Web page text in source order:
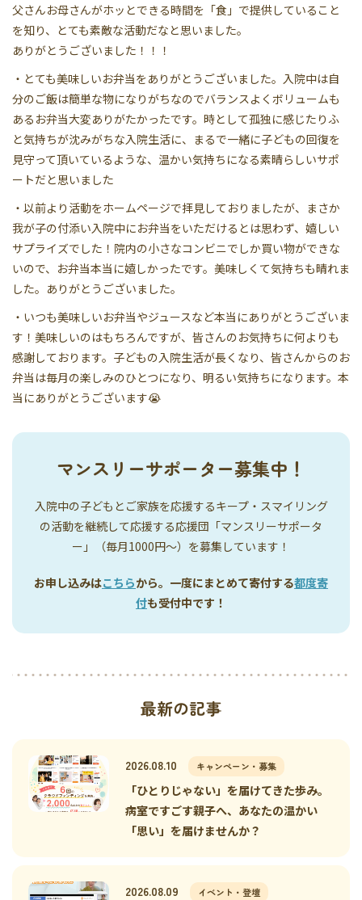
父さんお母さんがホッとできる時間を「食」で提供していること
を知り、とても素敵な活動だなと思いました。
ありがとうございました！！！
・とても美味しいお弁当をありがとうございました。入院中は自
分のご飯は簡単な物になりがちなのでバランスよくボリュームも
あるお弁当大変ありがたかったです。時として孤独に感じたりふ
と気持ちが沈みがちな入院生活に、まるで一緒に子どもの回復を
見守って頂いているような、温かい気持ちになる素晴らしいサポ
ートだと思いました
・以前より活動をホームページで拝見しておりましたが、まさか
我が子の付添い入院中にお弁当をいただけるとは思わず、嬉しい
サプライズでした！院内の小さなコンビニでしか買い物ができな
いので、お弁当本当に嬉しかったです。美味しくて気持ちも晴れま
した。ありがとうございました。
・いつも美味しいお弁当やジュースなど本当にありがとうございま
す！美味しいのはもちろんですが、皆さんのお気持ちに何よりも
感謝しております。子どもの入院生活が長くなり、皆さんからのお
弁当は毎月の楽しみのひとつになり、明るい気持ちになります。本
当にありがとうございます😭
マンスリーサポーター募集中！
入院中の子どもとご家族を応援するキープ・スマイリング
の活動を継続して応援する応援団「マンスリーサポータ
ー」（毎月1000円〜）を募集しています！
お申し込みはこちらから。一度にまとめて寄付する都度寄
付も受付中です！
最新の記事
2026.08.10 キャンペーン・募集
「ひとりじゃない」を届けてきた歩み。
病室ですごす親子へ、あなたの温かい
「思い」を届けませんか？
2026.08.09 イベント・登壇